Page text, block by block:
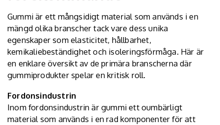
Gummi är ett mångsidigt material som används i en
mängd olika branscher tack vare dess unika
egenskaper som elasticitet, hållbarhet,
kemikaliebeständighet och isoleringsförmåga. Här är
en enklare översikt av de primära branscherna där
gummiprodukter spelar en kritisk roll.
Fordonsindustrin
Inom fordonsindustrin är gummi ett oumbärligt
material som används i en rad komponenter för att